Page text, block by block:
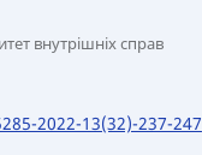
внутрішніх справ
2022-13(32)-237-247